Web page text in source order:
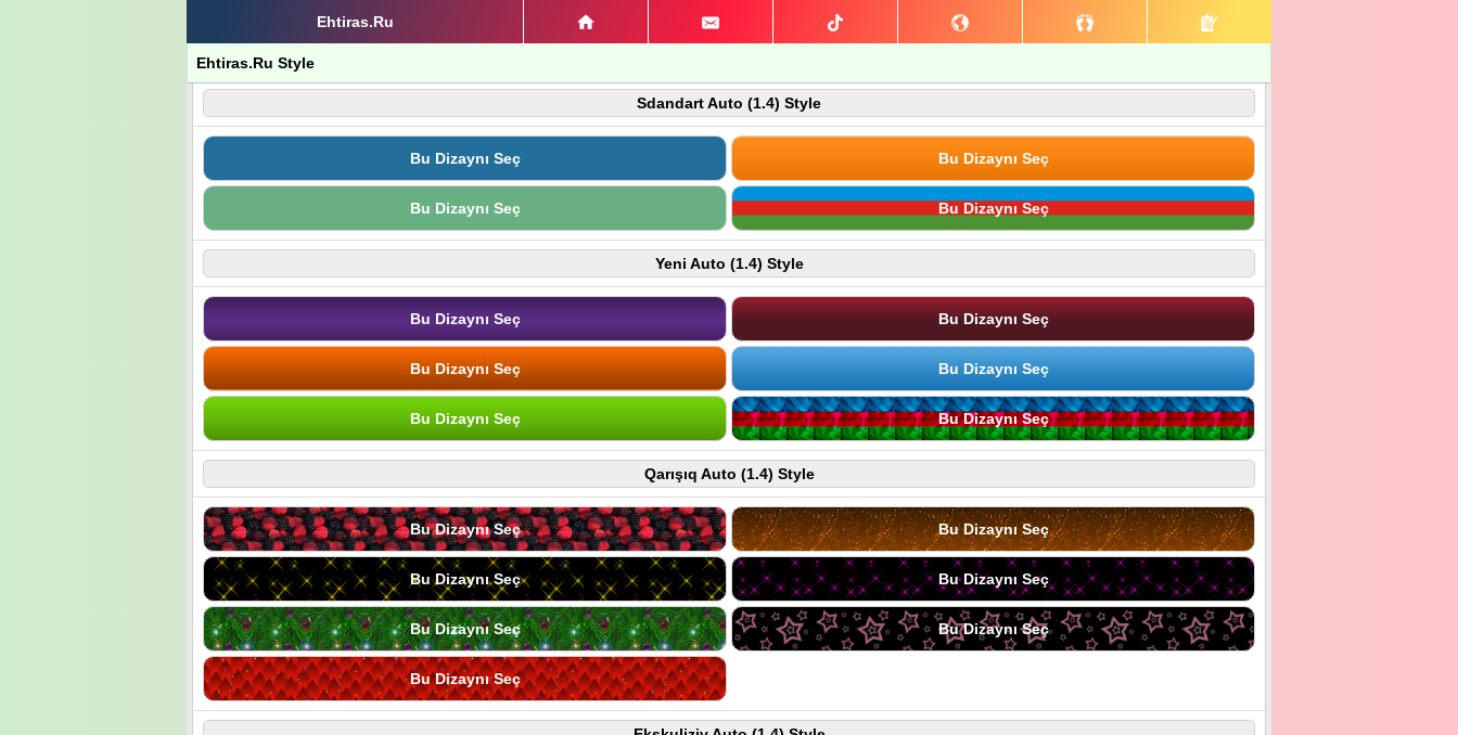
Ehtiras.Ru
Ehtiras.Ru Style
Sdandart Auto (1.4) Style
Bu Dizaynı Seç Bu Dizaynı Seç
Bu Dizaynı Seç Bu Dizaynı Seç
Yeni Auto (1.4) Style
Bu Dizaynı Seç Bu Dizaynı Seç
Bu Dizaynı Seç Bu Dizaynı Seç
Bu Dizaynı Seç Bu Dizaynı Seç
Qarışıq Auto (1.4) Style
Bu Dizaynı Seç Bu Dizaynı Seç
Bu Dizaynı Seç Bu Dizaynı Seç
Bu Dizaynı Seç Bu Dizaynı Seç
Bu Dizaynı Seç